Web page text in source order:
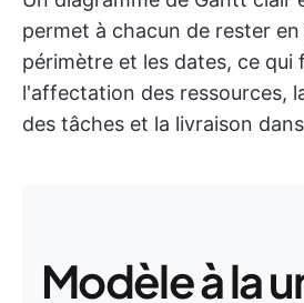
permet à chacun de rester
périmètre et les dates, ce qui
l'affectation des ressources,
des tâches et la livraison
Modèle à la